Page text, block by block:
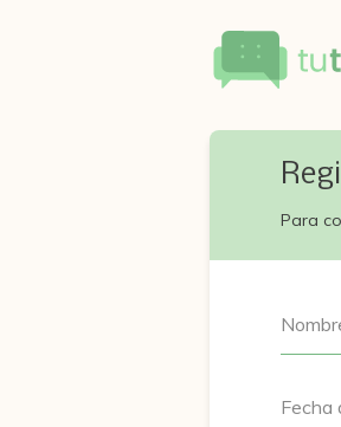
Para
Fecha